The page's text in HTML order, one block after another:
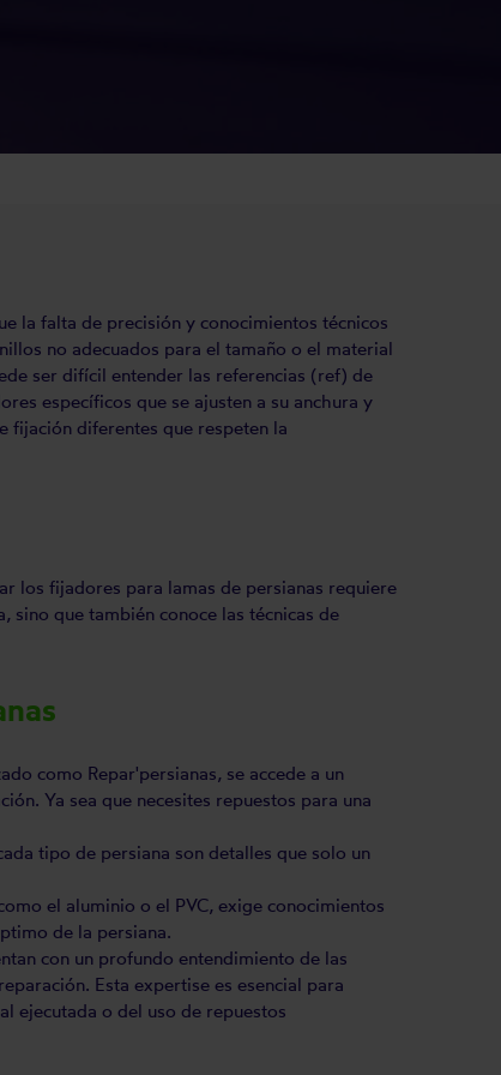
la falta de precisión y conocimientos técnicos
no adecuados para el tamaño o el material
ser difícil entender las referencias (ref) de
específicos que se ajusten a su anchura y
fijación diferentes que respeten la
los fijadores para lamas de persianas requiere
sino que también conoce las técnicas de
como Repar'persianas, se accede a un
Ya sea que necesites repuestos para una
tipo de persiana son detalles que solo un
el aluminio o el PVC, exige conocimientos
de la persiana.
con un profundo entendimiento de las
Esta expertise es esencial para
ejecutada o del uso de repuestos